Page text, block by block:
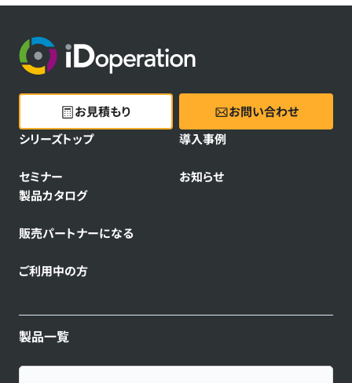
お見積もり
お問い合わせ
シリーズトップ
導入事例
セミナー
お知らせ
製品カタログ
販売パートナーになる
ご利用中の方
製品一覧